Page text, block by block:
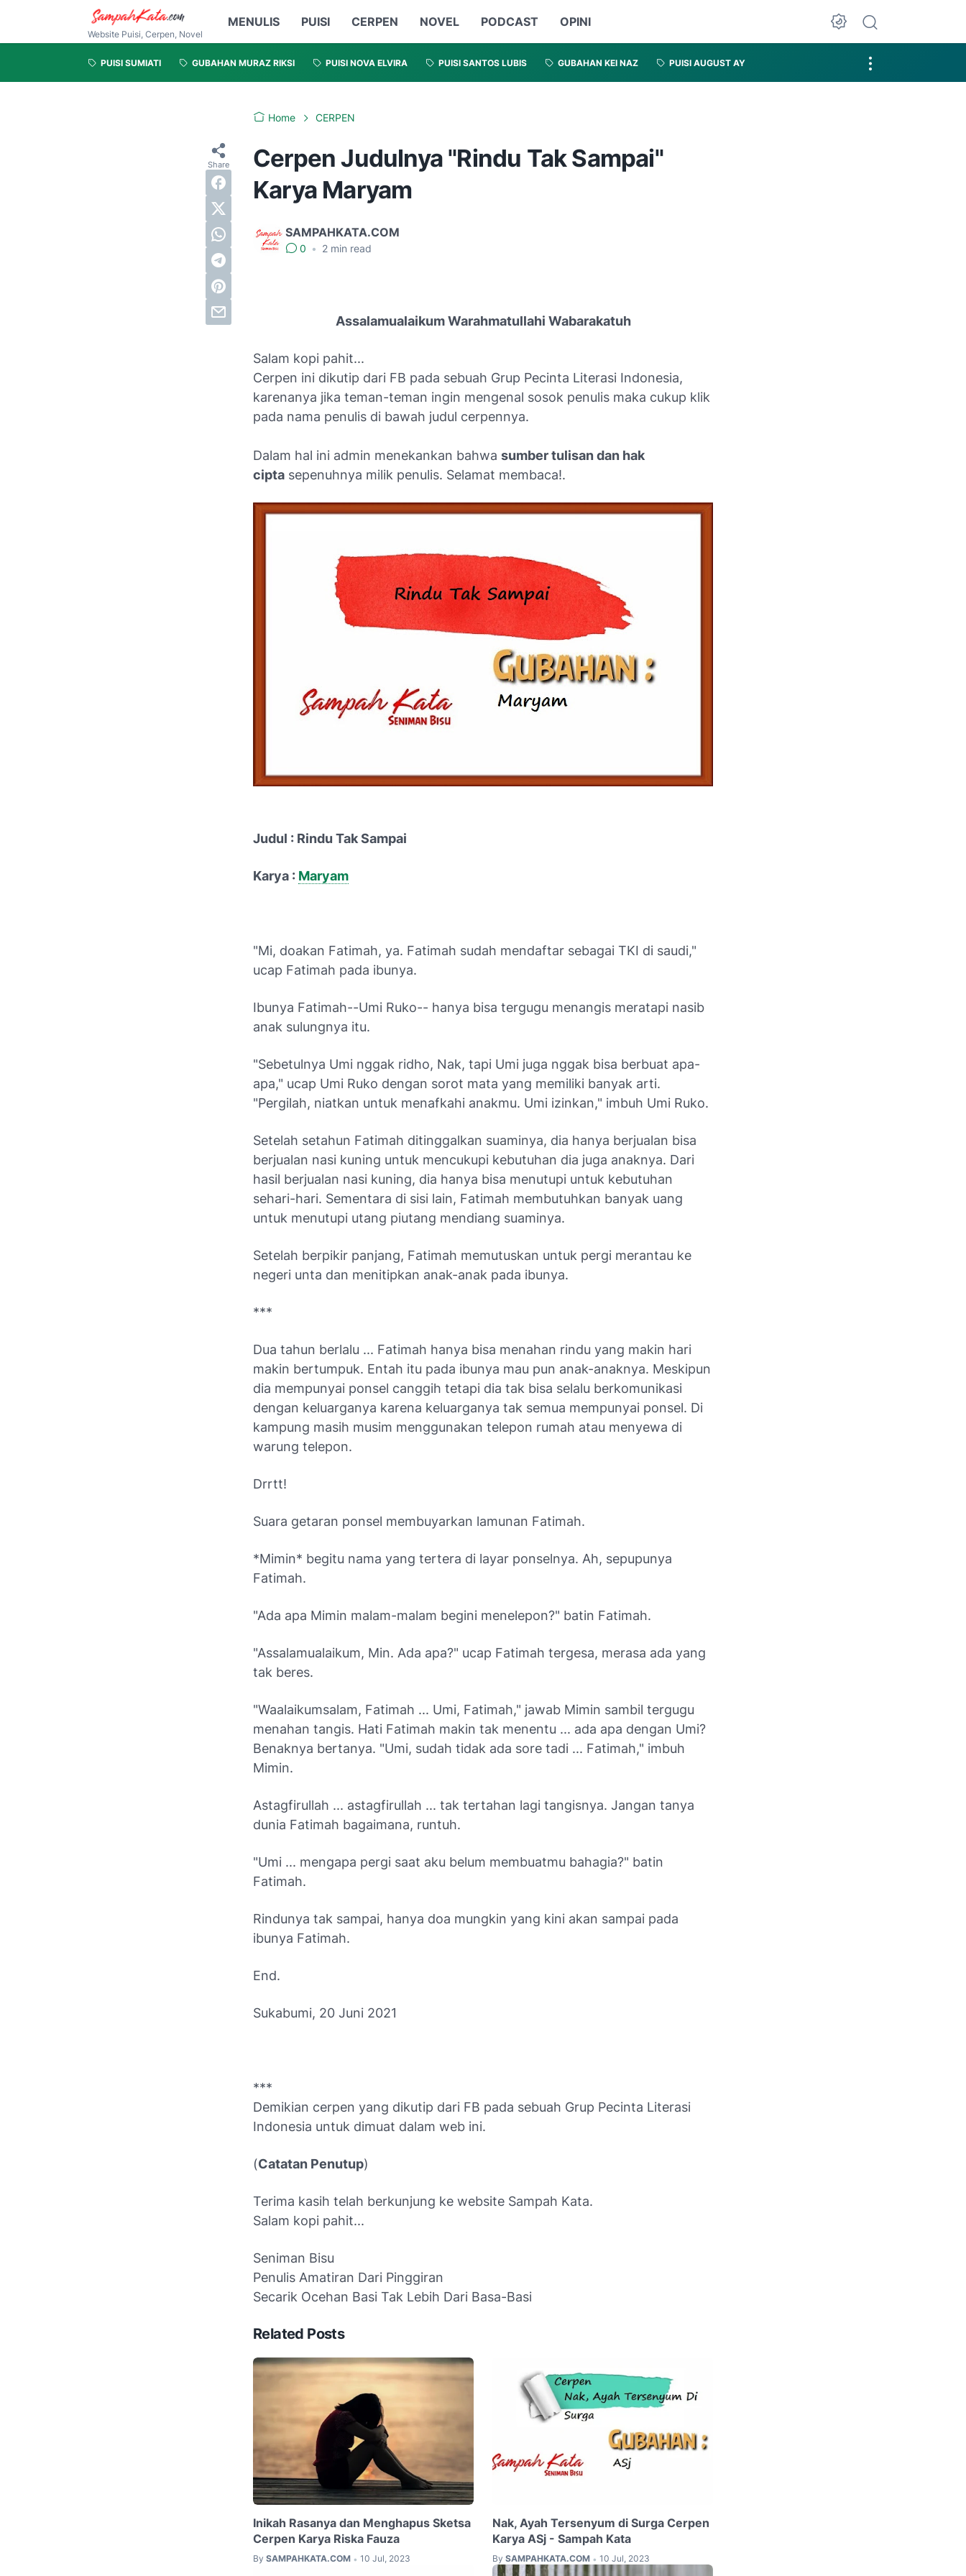
Website Puisi, Cerpen, Novel
MENULIS PUISI CERPEN NOVEL PODCAST OPINI
PUISI SUMIATI GUBAHAN MURAZ RIKSI PUISI NOVA ELVIRA PUISI SANTOS LUBIS GUBAHAN KEI NAZ PUISI AUGUST AY
Home CERPEN
Cerpen Judulnya "Rindu Tak Sampai"
Karya Maryam
SAMPAHKATA.COM
0 • 2 min read
Assalamualaikum Warahmatullahi Wabarakatuh
Salam kopi pahit...
Cerpen ini dikutip dari FB pada sebuah Grup Pecinta Literasi Indonesia,
karenanya jika teman-teman ingin mengenal sosok penulis maka cukup klik
pada nama penulis di bawah judul cerpennya.
Dalam hal ini admin menekankan bahwa sumber tulisan dan hak
cipta sepenuhnya milik penulis. Selamat membaca!.
Judul : Rindu Tak Sampai
Karya : Maryam
"Mi, doakan Fatimah, ya. Fatimah sudah mendaftar sebagai TKI di saudi,"
ucap Fatimah pada ibunya.
Ibunya Fatimah--Umi Ruko-- hanya bisa tergugu menangis meratapi nasib
anak sulungnya itu.
"Sebetulnya Umi nggak ridho, Nak, tapi Umi juga nggak bisa berbuat apa-
apa," ucap Umi Ruko dengan sorot mata yang memiliki banyak arti.
"Pergilah, niatkan untuk menafkahi anakmu. Umi izinkan," imbuh Umi Ruko.
Setelah setahun Fatimah ditinggalkan suaminya, dia hanya berjualan bisa
berjualan nasi kuning untuk mencukupi kebutuhan dia juga anaknya. Dari
hasil berjualan nasi kuning, dia hanya bisa menutupi untuk kebutuhan
sehari-hari. Sementara di sisi lain, Fatimah membutuhkan banyak uang
untuk menutupi utang piutang mendiang suaminya.
Setelah berpikir panjang, Fatimah memutuskan untuk pergi merantau ke
negeri unta dan menitipkan anak-anak pada ibunya.
***
Dua tahun berlalu ... Fatimah hanya bisa menahan rindu yang makin hari
makin bertumpuk. Entah itu pada ibunya mau pun anak-anaknya. Meskipun
dia mempunyai ponsel canggih tetapi dia tak bisa selalu berkomunikasi
dengan keluarganya karena keluarganya tak semua mempunyai ponsel. Di
kampung masih musim menggunakan telepon rumah atau menyewa di
warung telepon.
Drrtt!
Suara getaran ponsel membuyarkan lamunan Fatimah.
*Mimin* begitu nama yang tertera di layar ponselnya. Ah, sepupunya
Fatimah.
"Ada apa Mimin malam-malam begini menelepon?" batin Fatimah.
"Assalamualaikum, Min. Ada apa?" ucap Fatimah tergesa, merasa ada yang
tak beres.
"Waalaikumsalam, Fatimah ... Umi, Fatimah," jawab Mimin sambil tergugu
menahan tangis. Hati Fatimah makin tak menentu ... ada apa dengan Umi?
Benaknya bertanya. "Umi, sudah tidak ada sore tadi ... Fatimah," imbuh
Mimin.
Astagfirullah ... astagfirullah ... tak tertahan lagi tangisnya. Jangan tanya
dunia Fatimah bagaimana, runtuh.
"Umi ... mengapa pergi saat aku belum membuatmu bahagia?" batin
Fatimah.
Rindunya tak sampai, hanya doa mungkin yang kini akan sampai pada
ibunya Fatimah.
End.
Sukabumi, 20 Juni 2021
***
Demikian cerpen yang dikutip dari FB pada sebuah Grup Pecinta Literasi
Indonesia untuk dimuat dalam web ini.
(Catatan Penutup)
Terima kasih telah berkunjung ke website Sampah Kata.
Salam kopi pahit...
Seniman Bisu
Penulis Amatiran Dari Pinggiran
Secarik Ocehan Basi Tak Lebih Dari Basa-Basi
Related Posts
Inikah Rasanya dan Menghapus Sketsa
Cerpen Karya Riska Fauza
By SAMPAHKATA.COM • 10 Jul, 2023
Nak, Ayah Tersenyum di Surga Cerpen
Karya ASj - Sampah Kata
By SAMPAHKATA.COM • 10 Jul, 2023